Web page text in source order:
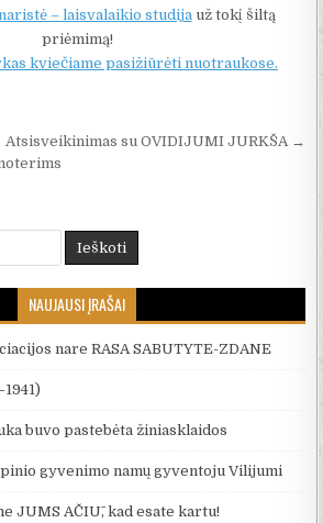
– laisvalaikio studija už tokį šiltą
priėmimą!
kviečiame pasižiūrėti nuotraukose.
tarp įrašų
Atsisveikinimas su OVIDIJUMI JURKŠA →
NAUJAUSI ĮRAŠAI
nare RASA SABUTYTE-ZDANE
buvo pastebėta žiniasklaidos
gyvenimo namų gyventoju Vilijumi
JUMS AČIŪ, kad esate kartu!